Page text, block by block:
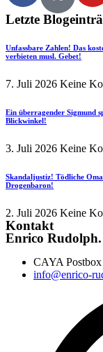
Letzte
Unfassbare Zahlen! Das
verbieten musl. Gebet!
7. Juli 2026 Keine
Ein überragender Sigmund
Blickwinkel!
3. Juli 2026 Keine
Skandaljustiz! Tödliche
Drogenbaron!
2. Juli 2026 Keine
Kontakt
Enrico Rudolph.
CAYA
info@enrico-